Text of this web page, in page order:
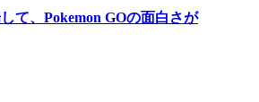
て、Pokemon GOの面白さが